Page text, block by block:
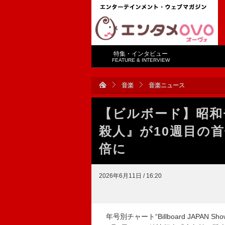
特集・インタビュー
FEATURE & INTERVIEW
音楽 音楽ニュース
【ビルボード】昭
殺人』が10週目の
倍に
2026年6月11日 / 16:20
年号別チャート“Billboard JAPAN